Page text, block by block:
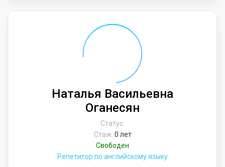
Наталья Васильевна
Оганесян
Статус:
Стаж: 0 лет
Свободен
Репетитор по английскому языку